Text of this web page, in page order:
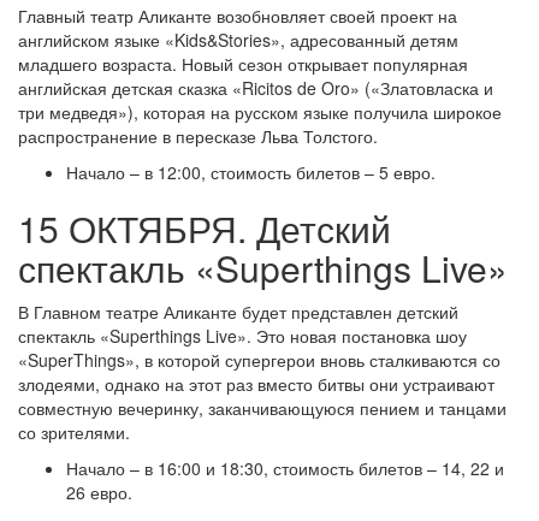
Главный театр Аликанте возобновляет своей проект на
английском языке «Kids&Stories», адресованный детям
младшего возраста. Новый сезон открывает популярная
английская детская сказка «Ricitos de Oro» («Златовласка и
три медведя»), которая на русском языке получила широкое
распространение в пересказе Льва Толстого.
Начало – в 12:00, стоимость билетов – 5 евро.
15 ОКТЯБРЯ. Детский
спектакль «Superthings Live»
В Главном театре Аликанте будет представлен детский
спектакль «Superthings Live». Это новая постановка шоу
«SuperThings», в которой супергерои вновь сталкиваются со
злодеями, однако на этот раз вместо битвы они устраивают
совместную вечеринку, заканчивающуюся пением и танцами
со зрителями.
Начало – в 16:00 и 18:30, стоимость билетов – 14, 22 и
26 евро.